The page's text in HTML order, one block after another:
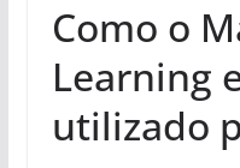
Como o
Learning
utilizado